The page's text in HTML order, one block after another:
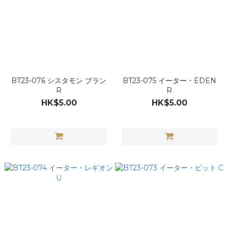
BT23-076 シスタモン ブラン
R
HK$5.00
BT23-075 イーター・EDEN
R
HK$5.00